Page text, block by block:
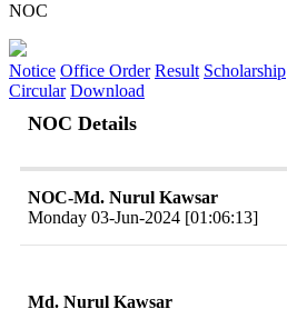
NOC
Notice Office Order Result Scholarship
Circular Download
NOC Details
NOC-Md. Nurul Kawsar
Monday 03-Jun-2024 [01:06:13]
Md. Nurul Kawsar